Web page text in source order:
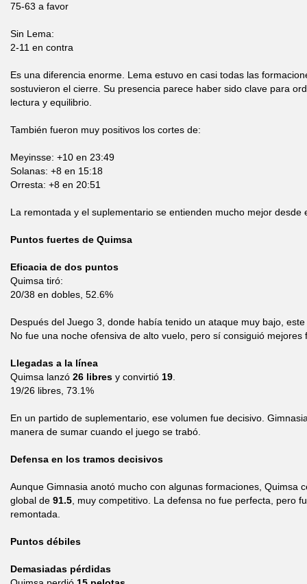
75-63 a favor
Sin Lema:
2-11 en contra
Es una diferencia enorme. Lema estuvo en casi todas las
sostuvieron el cierre. Su presencia parece haber sido clave para
lectura y equilibrio.
También fueron muy positivos los cortes de:
Meyinsse: +10 en 23:49
Solanas: +8 en 15:18
Orresta: +8 en 20:51
La remontada y el suplementario se entienden mucho mejor desde
Puntos fuertes de Quimsa
Eficacia de dos puntos
Quimsa tiró:
20/38 en dobles, 52.6%
Después del Juego 3, donde había tenido un ataque muy bajo,
No fue una noche ofensiva de alto vuelo, pero sí consiguió mejores
Llegadas a la línea
Quimsa lanzó 26 libres y convirtió 19
19/26 libres, 73.1%
En un partido de suplementario, ese volumen fue decisivo.
manera de sumar cuando el juego se trabó.
Defensa en los tramos decisivos
Aunque Gimnasia anotó mucho con algunas formaciones, Quimsa
global de 91.5 , muy competitivo. La defensa no fue perfecta, pero
remontada.
Puntos débiles
Demasiadas pérdidas